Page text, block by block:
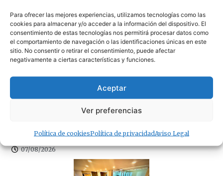
Para ofrecer las mejores experiencias, utilizamos tecnologías como las
cookies para almacenar y/o acceder a la información del dispositivo. El
consentimiento de estas tecnologías nos permitirá procesar datos como
el comportamiento de navegación o las identificaciones únicas en este
sitio. No consentir o retirar el consentimiento, puede afectar
negativamente a ciertas características y funciones.
Aceptar
Ver preferencias
Política de cookiesPolítica de privacidadAviso Legal
Sin correos, sin Registro Civil y sin expedientes:
CSIF denuncia el colapso del Juzgado de Paz de
Tarifa
07/08/2026
¿Amenaza ambiental o delicia gastronómica? El
debate del cangrejo azul llega a Tarifa
07/08/2026